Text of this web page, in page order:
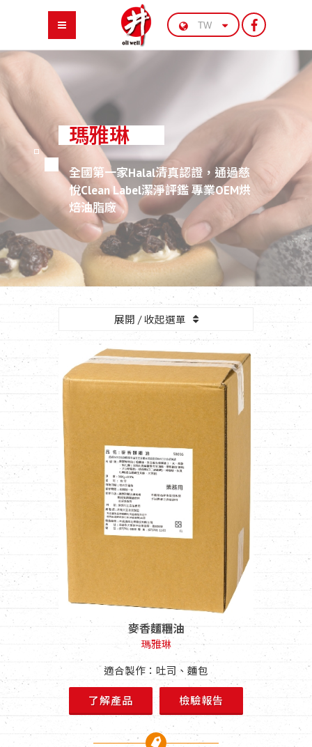
瑪雅琳
全國第一家Halal清真認證，通過慈
悅Clean Label潔淨評鑑 專業OEM烘
焙油脂廠
展開 / 收起選單
麥香麵糰油
瑪雅琳
適合製作：吐司、麵包
了解產品 檢驗報告